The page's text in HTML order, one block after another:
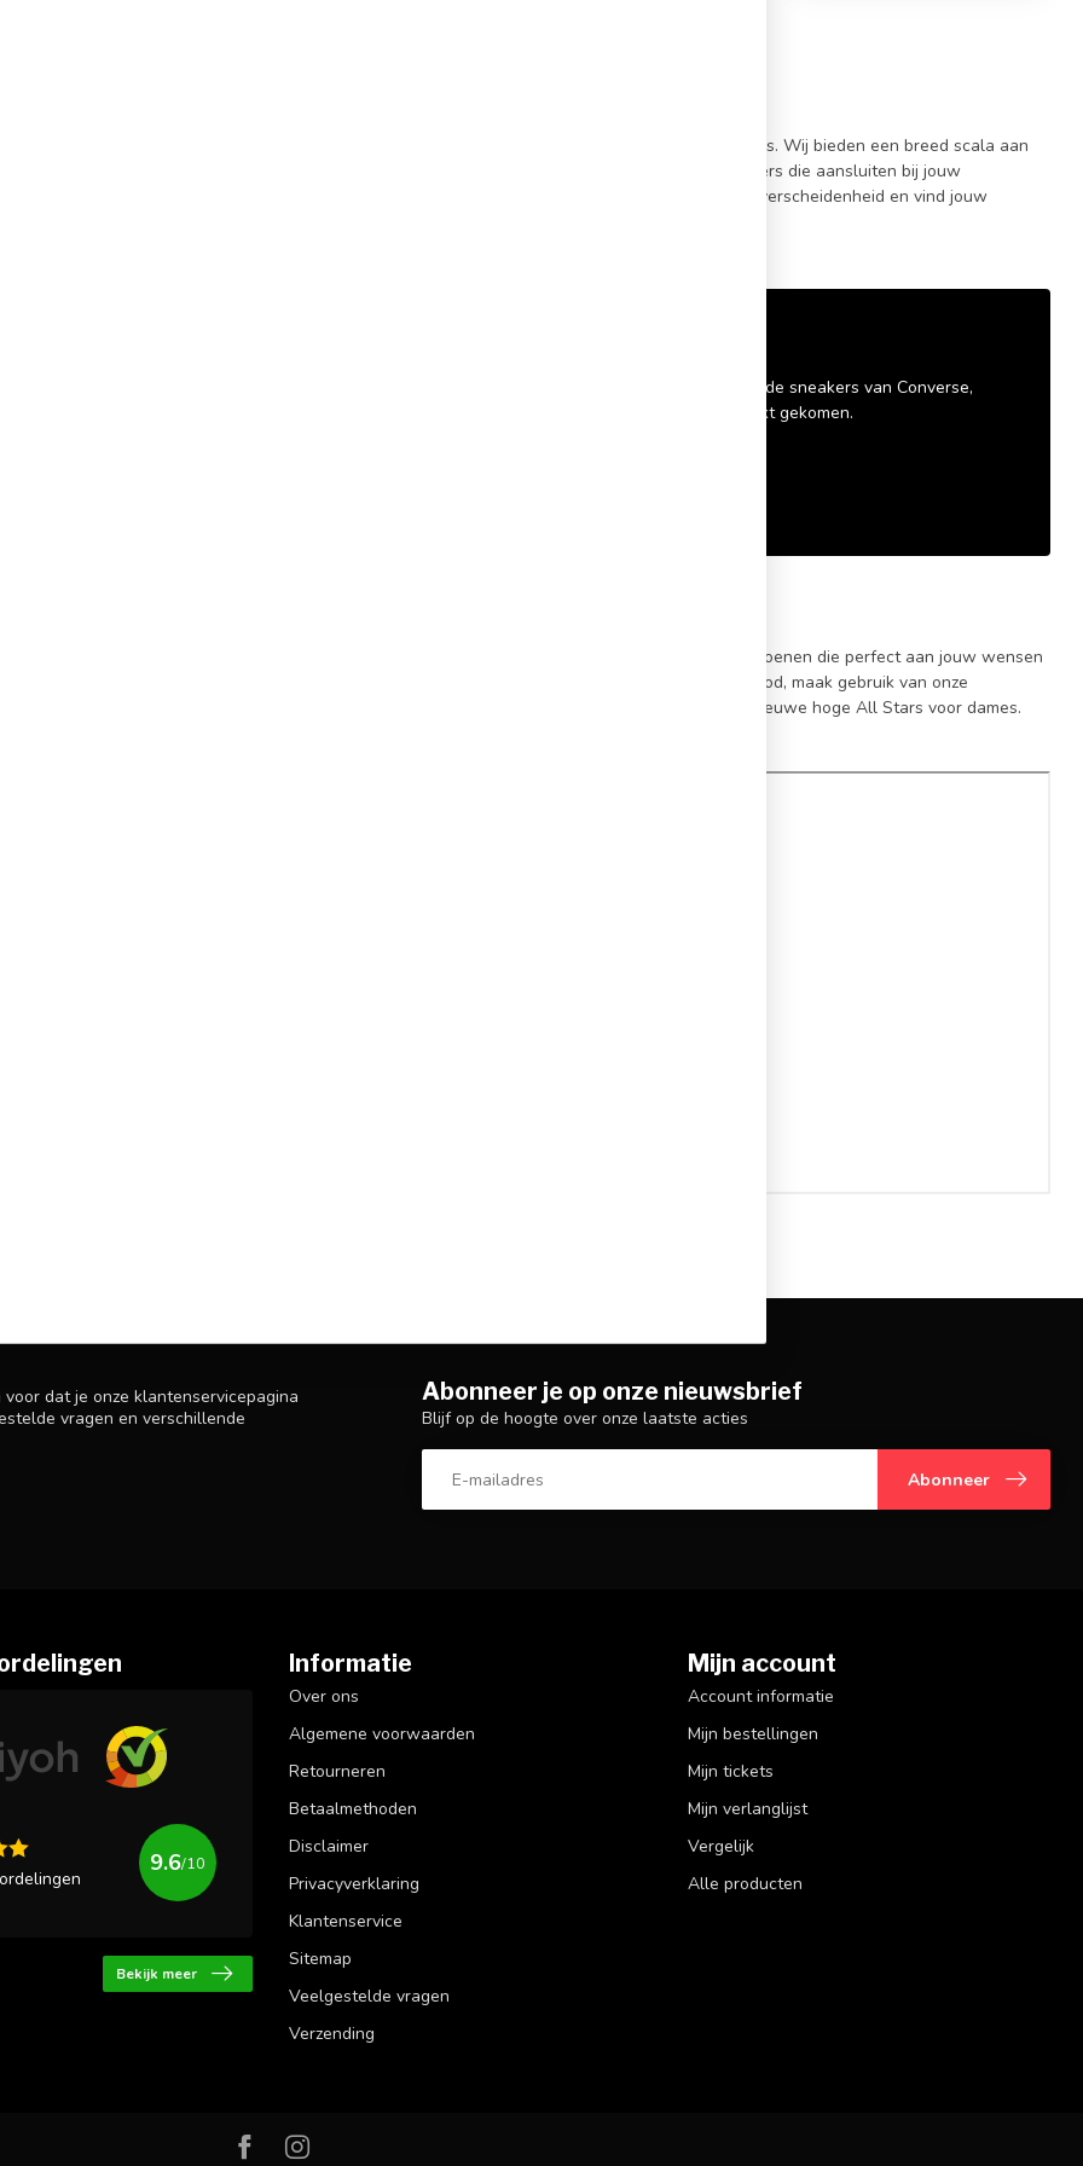
aan het juiste adres. Wij bieden een breed scala aan
tot maroon. Dankzij onze handige filters vind je met gemak de sneakers die aansluiten bij jouw
niet alleen gemakkelijk, maar ook leuk. Ontdek de verscheidenheid en vind jouw
je de perfecte All Stars wilt bestellen, ben je bij ons aan het juiste adres. All Stars, de meest bekende sneakers van Converse,
hebben een rijke geschiedenis en zijn door de jaren heen in talloze varianten op de markt gekomen.
. Wij voorzien je graag van schoenen die perfect aan jouw wensen
ruime assortiment aan kleuren en maten is er altijd wel een paar dat bij je past. Bekijk ons aanbod, maak gebruik van onze
website en bestel direct jouw nieuwe favoriete sneakers. Stap in stijl de deur uit met jouw nieuwe hoge All Stars voor dames.
dat je onze klantenservicepagina
vragen en verschillende
Abonneer je op onze nieuwsbrief
Blijf op de hoogte over onze laatste acties
Abonneer
9.6/10
Bekijk meer
Informatie
Over ons
Algemene voorwaarden
Retourneren
Betaalmethoden
Disclaimer
Privacyverklaring
Klantenservice
Sitemap
Veelgestelde vragen
Verzending
Mijn account
Account informatie
Mijn bestellingen
Mijn tickets
Mijn verlanglijst
Vergelijk
Alle producten